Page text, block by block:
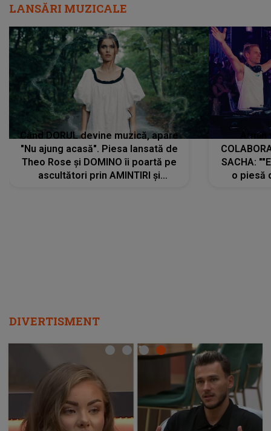
LANSĂRI MUZICALE
Când DORUL devine muzică, apare
"Nu ajung acasă". Piesa lansată de
Theo Rose și DOMINO îi poartă pe
ascultători prin AMINTIRI și
SACHA:
o piesă
DIVERTISMENT